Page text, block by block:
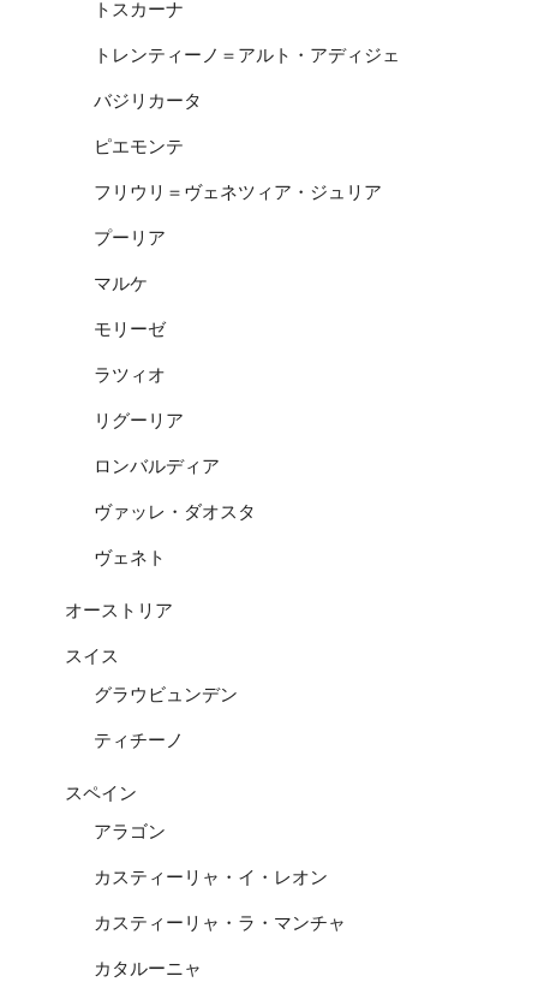
トスカーナ
トレンティーノ＝アルト・アディジェ
バジリカータ
ピエモンテ
フリウリ＝ヴェネツィア・ジュリア
プーリア
マルケ
モリーゼ
ラツィオ
リグーリア
ロンバルディア
ヴァッレ・ダオスタ
ヴェネト
オーストリア
スイス
グラウビュンデン
ティチーノ
スペイン
アラゴン
カスティーリャ・イ・レオン
カスティーリャ・ラ・マンチャ
カタルーニャ